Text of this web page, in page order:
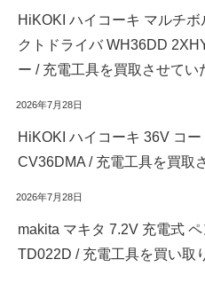
HiKOKI ハイコーキ マルチ
クトドライバ WH36DD
ー / 充電工具を買取させてい
2026年7月28日
HiKOKI ハイコーキ 36V コ
CV36DMA / 充電工具を買取
2026年7月28日
makita マキタ 7.2V 充電式
TD022D / 充電工具を買い取